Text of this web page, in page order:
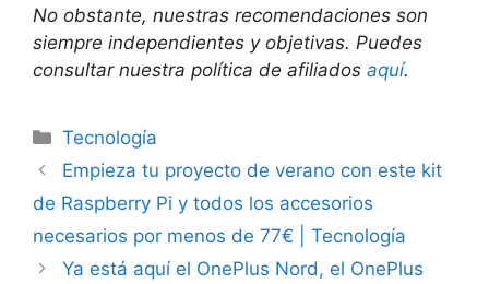
No obstante, nuestras recomendaciones son
siempre independientes y objetivas. Puedes
consultar nuestra política de afiliados aquí.
Categorías
Tecnología
Empieza tu proyecto de verano con este kit
de Raspberry Pi y todos los accesorios
necesarios por menos de 77€ | Tecnología
Ya está aquí el OnePlus Nord, el OnePlus